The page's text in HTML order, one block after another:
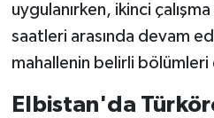
uygulanırken, ikinci çalışma
saatleri arasında devam
mahallenin belirli
Elbistan'da